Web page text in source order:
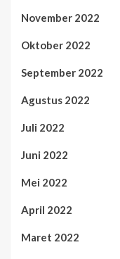
November 2022
Oktober 2022
September 2022
Agustus 2022
Juli 2022
Juni 2022
Mei 2022
April 2022
Maret 2022